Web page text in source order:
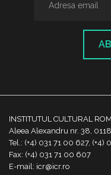
INSTITUTUL CULTURAL
Aleea Alexandru nr. 38,
Tel.: (+4) 031 71 00 627, (+4)
Fax: (+4) 031 71 00 607
E-mail: icr@icr.ro